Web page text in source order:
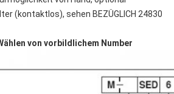
(kontaktlos), sehen BEZÜGLICH 24830
von vorbildlichem Number